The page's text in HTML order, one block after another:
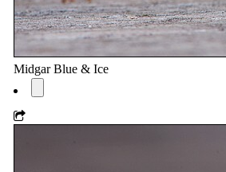
Midgar Blue & Ice